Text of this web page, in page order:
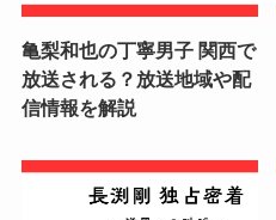
亀梨和也の丁寧男子 関西で
放送される？放送地域や配
信情報を解説